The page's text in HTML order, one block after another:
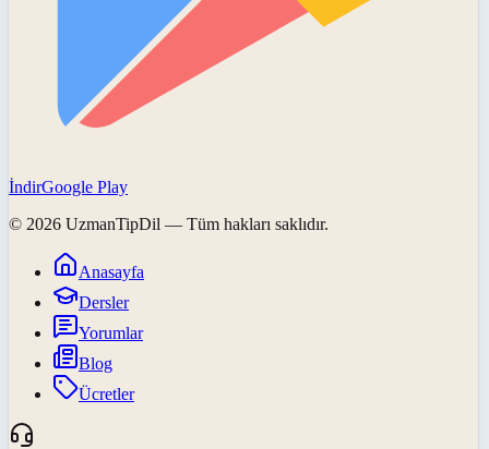
İndirGoogle Play
© 2026 UzmanTipDil — Tüm hakları saklıdır.
Anasayfa
Dersler
Yorumlar
Blog
Ücretler